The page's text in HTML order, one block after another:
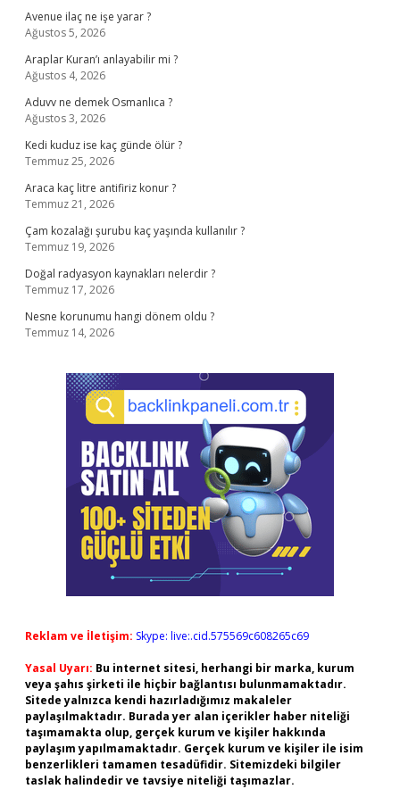
Avenue ilaç ne işe yarar ?
Ağustos 5, 2026
Araplar Kuran’ı anlayabilir mi ?
Ağustos 4, 2026
Aduvv ne demek Osmanlıca ?
Ağustos 3, 2026
Kedi kuduz ise kaç günde ölür ?
Temmuz 25, 2026
Araca kaç litre antifiriz konur ?
Temmuz 21, 2026
Çam kozalağı şurubu kaç yaşında kullanılır ?
Temmuz 19, 2026
Doğal radyasyon kaynakları nelerdir ?
Temmuz 17, 2026
Nesne korunumu hangi dönem oldu ?
Temmuz 14, 2026
Reklam ve İletişim: Skype: live:.cid.575569c608265c69
Yasal Uyarı: Bu internet sitesi, herhangi bir marka, kurum
veya şahıs şirketi ile hiçbir bağlantısı bulunmamaktadır.
Sitede yalnızca kendi hazırladığımız makaleler
paylaşılmaktadır. Burada yer alan içerikler haber niteliği
taşımamakta olup, gerçek kurum ve kişiler hakkında
paylaşım yapılmamaktadır. Gerçek kurum ve kişiler ile isim
benzerlikleri tamamen tesadüfidir. Sitemizdeki bilgiler
taslak halindedir ve tavsiye niteliği taşımazlar.